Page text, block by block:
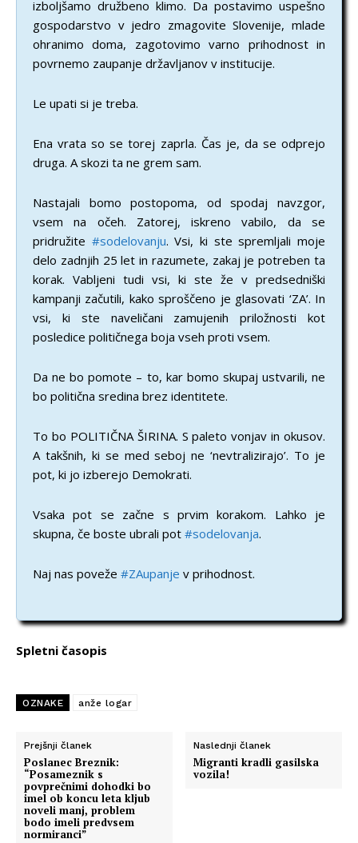
izboljšamo družbeno klimo. Da postavimo uspešno
gospodarstvo v jedro zmagovite Slovenije, mlade
ohranimo doma, zagotovimo varno prihodnost in
povrnemo zaupanje državljanov v institucije.
Le upati si je treba.
Ena vrata so se torej zaprla. Čas je, da se odprejo
druga. A skozi ta ne grem sam.
Nastajali bomo postopoma, od spodaj navzgor,
vsem na očeh. Zatorej, iskreno vabilo, da se
pridružite #sodelovanju. Vsi, ki ste spremljali moje
delo zadnjih 25 let in razumete, zakaj je potreben ta
korak. Vabljeni tudi vsi, ki ste že v predsedniški
kampanji začutili, kako sproščeno je glasovati ‘ZA’. In
vsi, ki ste naveličani zamujenih priložnosti kot
posledice političnega boja vseh proti vsem.
Da ne bo pomote – to, kar bomo skupaj ustvarili, ne
bo politična sredina brez identitete.
To bo POLITIČNA ŠIRINA. S paleto vonjav in okusov.
A takšnih, ki se med seboj ne ‘nevtralizirajo’. To je
pot, ki jo izberejo Demokrati.
Vsaka pot se začne s prvim korakom. Lahko je
skupna, če boste ubrali pot #sodelovanja.
Naj nas poveže #ZAupanje v prihodnost.
Spletni časopis
OZNAKE anže logar
Prejšnji članek
Poslanec Breznik:
“Posameznik s
povprečnimi dohodki bo
imel ob koncu leta kljub
noveli manj, problem
bodo imeli predvsem
normiranci”
Naslednji članek
Migranti kradli gasilska
vozila!